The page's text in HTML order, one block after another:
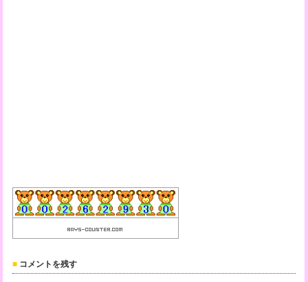
コメントを残す